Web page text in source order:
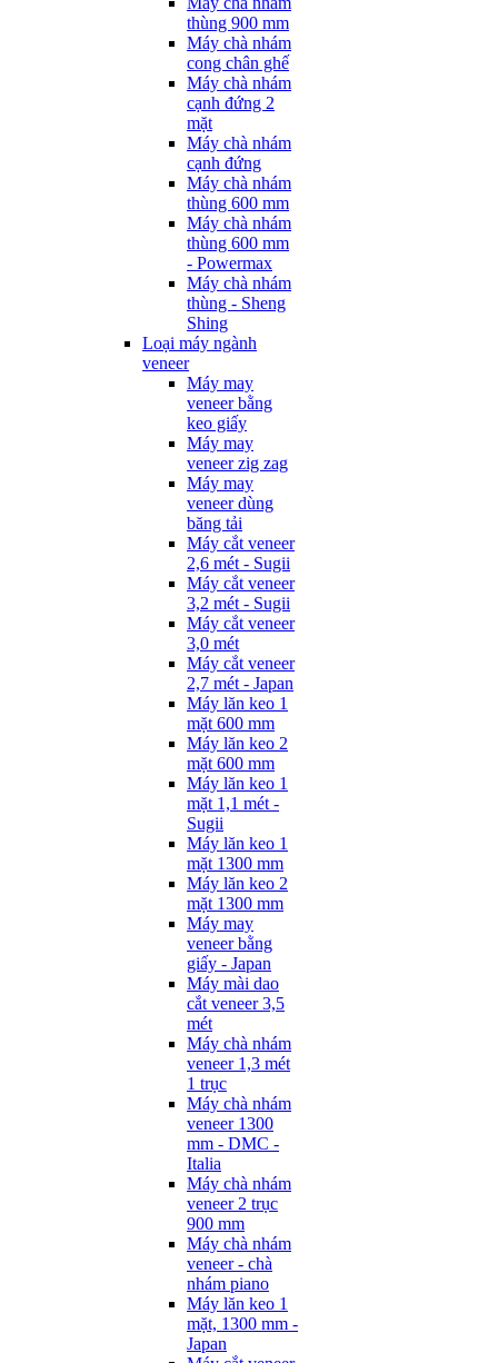
thùng 900 mm
Máy chà nhám
cong chân ghế
Máy chà nhám
cạnh đứng 2
mặt
Máy chà nhám
cạnh đứng
Máy chà nhám
thùng 600 mm
Máy chà nhám
thùng 600 mm
- Powermax
Máy chà nhám
thùng - Sheng
Shing
Loại máy ngành
veneer
Máy may
veneer bằng
keo giấy
Máy may
veneer zig zag
Máy may
veneer dùng
băng tải
Máy cắt veneer
2,6 mét - Sugii
Máy cắt veneer
3,2 mét - Sugii
Máy cắt veneer
3,0 mét
Máy cắt veneer
2,7 mét - Japan
Máy lăn keo 1
mặt 600 mm
Máy lăn keo 2
mặt 600 mm
Máy lăn keo 1
mặt 1,1 mét -
Sugii
Máy lăn keo 1
mặt 1300 mm
Máy lăn keo 2
mặt 1300 mm
Máy may
veneer bằng
giấy - Japan
Máy mài dao
cắt veneer 3,5
mét
Máy chà nhám
veneer 1,3 mét
1 trục
Máy chà nhám
veneer 1300
mm - DMC -
Italia
Máy chà nhám
veneer 2 trục
900 mm
Máy chà nhám
veneer - chà
nhám piano
Máy lăn keo 1
mặt, 1300 mm -
Japan